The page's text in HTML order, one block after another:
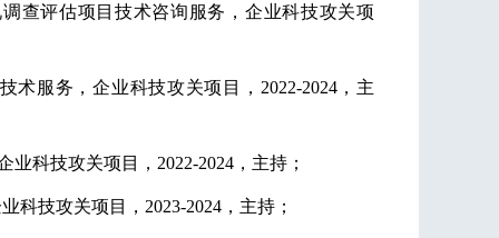
查评估项目技术咨询服务，企业科技攻关项
术服务，企业科技攻关项目，2022-2024，主
业科技攻关项目，2022-2024，主持；
科技攻关项目， 2023-2024，主持；